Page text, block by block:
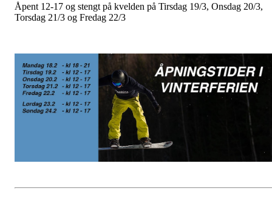
Åpent 12-17 og stengt på kvelden på Tirsdag 19/3, Onsdag 20/3,
Torsdag 21/3 og Fredag 22/3